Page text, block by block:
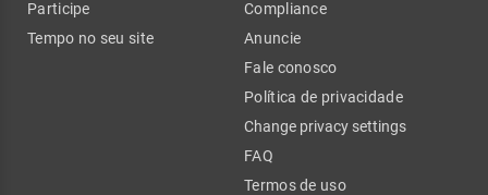
Participe
Tempo no seu site
Compliance
Anuncie
Fale conosco
Política de privacidade
Change privacy settings
FAQ
Termos de uso